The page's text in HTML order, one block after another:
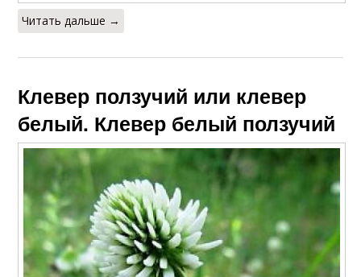
Читать дальше →
Клевер ползучий или клевер
белый. Клевер белый ползучий